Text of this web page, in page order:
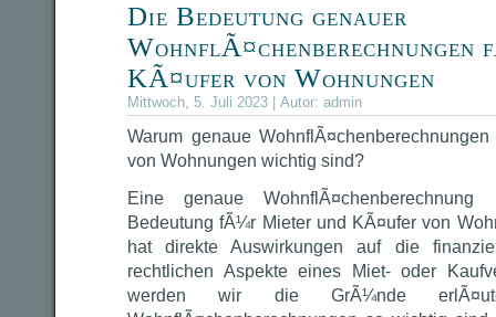
Die Bedeutung genauer
KÃ¤ufer von Wohnungen
Mittwoch, 5. Juli 2023 | Autor: admin
Warum genaue
von Wohnungen wichtig sind?
Eine genaue
Bedeutung fÃ¼r Mieter und KÃ¤ufer von
hat direkte Auswirkungen auf die
rechtlichen Aspekte eines Miet- oder
werden wir die GrÃ¼nde